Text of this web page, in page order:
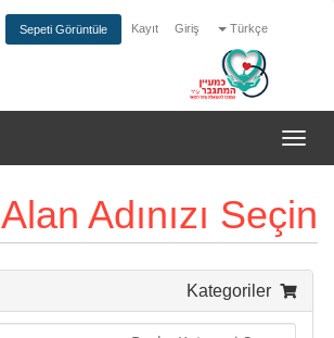
Türkçe
Giriş
Kayıt
Sepeti Görüntüle
Gezinmeyi
değiştir
Alan Adınızı Seçin...